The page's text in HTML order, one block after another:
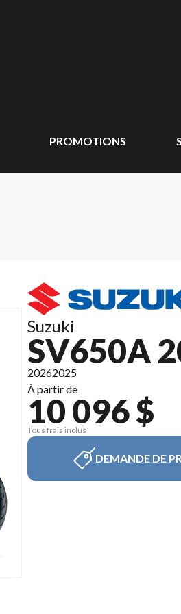
PROMOTIONS
Suzuki
SV650A
20262025
À partir de
10 096 $
Tous frais inclus
DEMANDE DE